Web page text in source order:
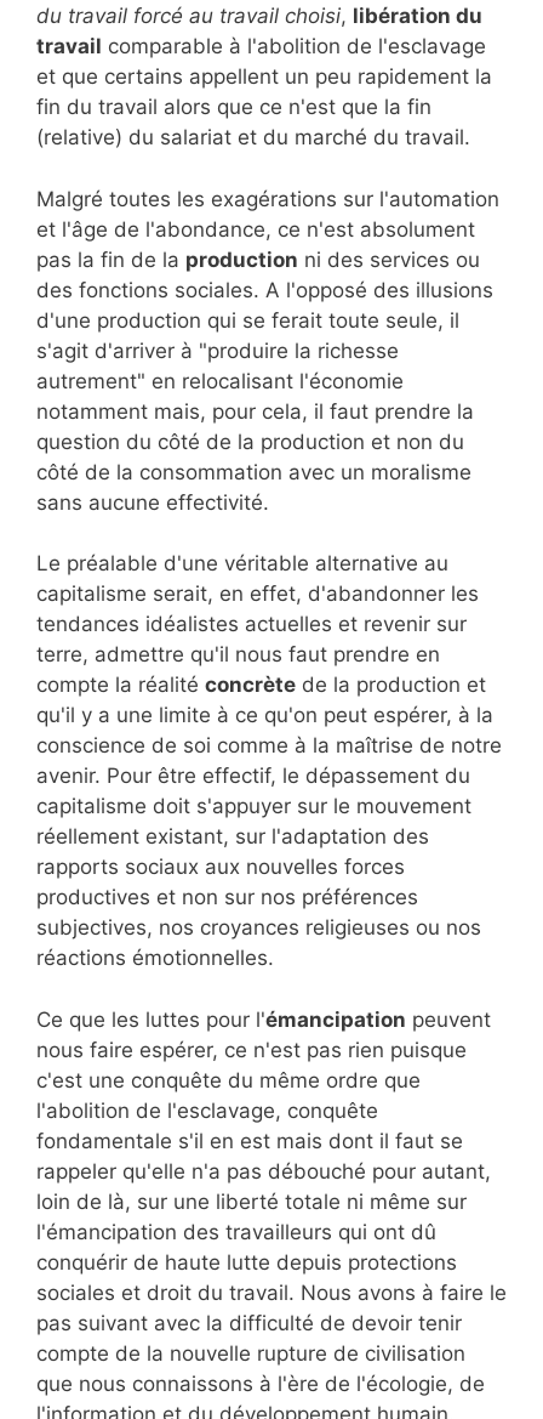
du travail forcé au travail choisi, libération du
travail comparable à l'abolition de l'esclavage
et que certains appellent un peu rapidement la
fin du travail alors que ce n'est que la fin
(relative) du salariat et du marché du travail.
Malgré toutes les exagérations sur l'automation
et l'âge de l'abondance, ce n'est absolument
pas la fin de la production ni des services ou
des fonctions sociales. A l'opposé des illusions
d'une production qui se ferait toute seule, il
s'agit d'arriver à "produire la richesse
autrement" en relocalisant l'économie
notamment mais, pour cela, il faut prendre la
question du côté de la production et non du
côté de la consommation avec un moralisme
sans aucune effectivité.
Le préalable d'une véritable alternative au
capitalisme serait, en effet, d'abandonner les
tendances idéalistes actuelles et revenir sur
terre, admettre qu'il nous faut prendre en
compte la réalité concrète de la production et
qu'il y a une limite à ce qu'on peut espérer, à la
conscience de soi comme à la maîtrise de notre
avenir. Pour être effectif, le dépassement du
capitalisme doit s'appuyer sur le mouvement
réellement existant, sur l'adaptation des
rapports sociaux aux nouvelles forces
productives et non sur nos préférences
subjectives, nos croyances religieuses ou nos
réactions émotionnelles.
Ce que les luttes pour l'émancipation peuvent
nous faire espérer, ce n'est pas rien puisque
c'est une conquête du même ordre que
l'abolition de l'esclavage, conquête
fondamentale s'il en est mais dont il faut se
rappeler qu'elle n'a pas débouché pour autant,
loin de là, sur une liberté totale ni même sur
l'émancipation des travailleurs qui ont dû
conquérir de haute lutte depuis protections
sociales et droit du travail. Nous avons à faire le
pas suivant avec la difficulté de devoir tenir
compte de la nouvelle rupture de civilisation
que nous connaissons à l'ère de l'écologie, de
l'information et du développement humain.